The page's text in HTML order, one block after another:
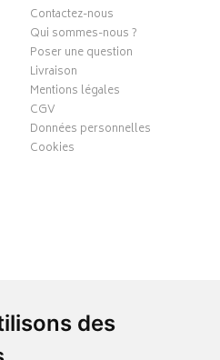
des
Contactez-nous
Qui sommes-nous ?
Poser une question
Livraison
Mentions légales
CGV
Données personnelles
Cookies